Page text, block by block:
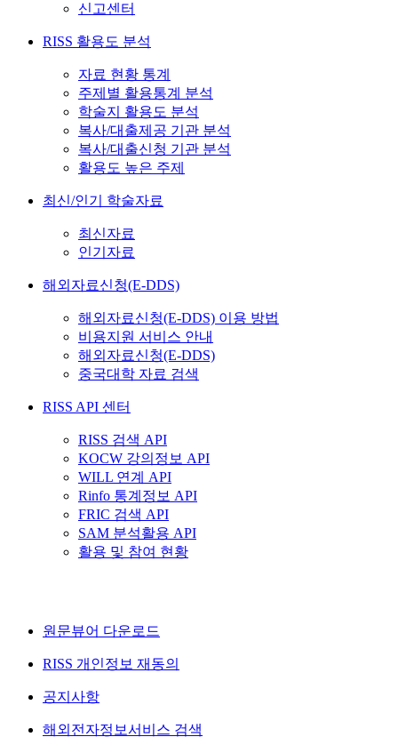
신고센터
RISS 활용도 분석
자료 현황 통계
주제별 활용통계 분석
학술지 활용도 분석
복사/대출제공 기관 분석
복사/대출신청 기관 분석
활용도 높은 주제
최신/인기 학술자료
최신자료
인기자료
해외자료신청(E-DDS)
해외자료신청(E-DDS) 이용 방법
비용지원 서비스 안내
해외자료신청(E-DDS)
중국대학 자료 검색
RISS API 센터
RISS 검색 API
KOCW 강의정보 API
WILL 연계 API
Rinfo 통계정보 API
FRIC 검색 API
SAM 분석활용 API
활용 및 참여 현황
원문뷰어 다운로드
RISS 개인정보 재동의
공지사항
해외전자정보서비스 검색